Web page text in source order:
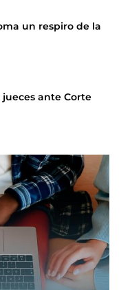
un respiro de la
ante Corte